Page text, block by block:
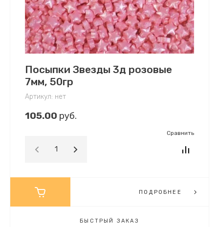
Посыпки Звезды 3д розовые
7мм, 50гр
Артикул: нет
105.00 руб.
Сравнить
ПОДРОБНЕЕ
БЫСТРЫЙ ЗАКАЗ